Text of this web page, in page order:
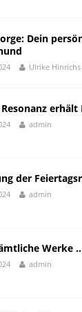
Dein
Ulrike Hinrichs
admin
der
admin
Werke
admin